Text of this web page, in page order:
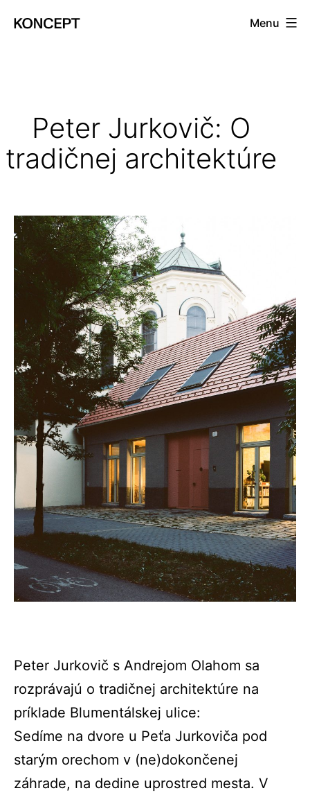
Menu
Peter Jurkovič: O
tradičnej architektúre
Peter Jurkovič s Andrejom Olahom sa
rozprávajú o tradičnej architektúre na
príklade Blumentálskej ulice:
Sedíme na dvore u Peťa Jurkoviča pod
starým orechom v (ne)dokončenej
záhrade, na dedine uprostred mesta. V